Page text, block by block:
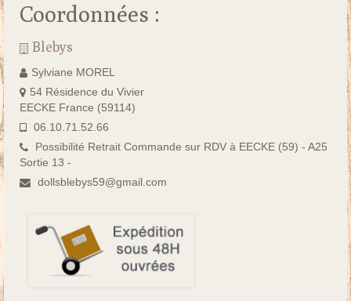
Coordonnées :
Blebys
Sylviane MOREL
54 Résidence du Vivier
EECKE France (59114)
06.10.71.52.66
Possibilité Retrait Commande sur RDV à EECKE (59) - A25
Sortie 13 -
dollsblebys59@gmail.com